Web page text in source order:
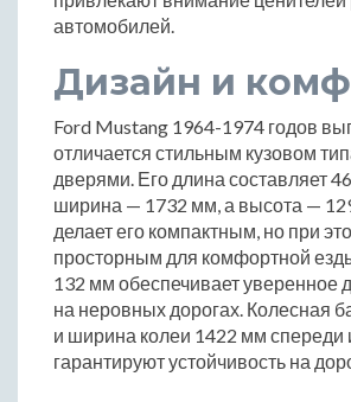
автомобилей.
Дизайн и
Ford Mustang 1964-1974 годов
отличается стильным кузовом
дверями. Его длина составляет
ширина — 1732 мм, а высота —
делает его компактным, но при
просторным для комфортной
132 мм обеспечивает уверенное
на неровных дорогах. Колесная
и ширина колеи 1422 мм спереди
гарантируют устойчивость на